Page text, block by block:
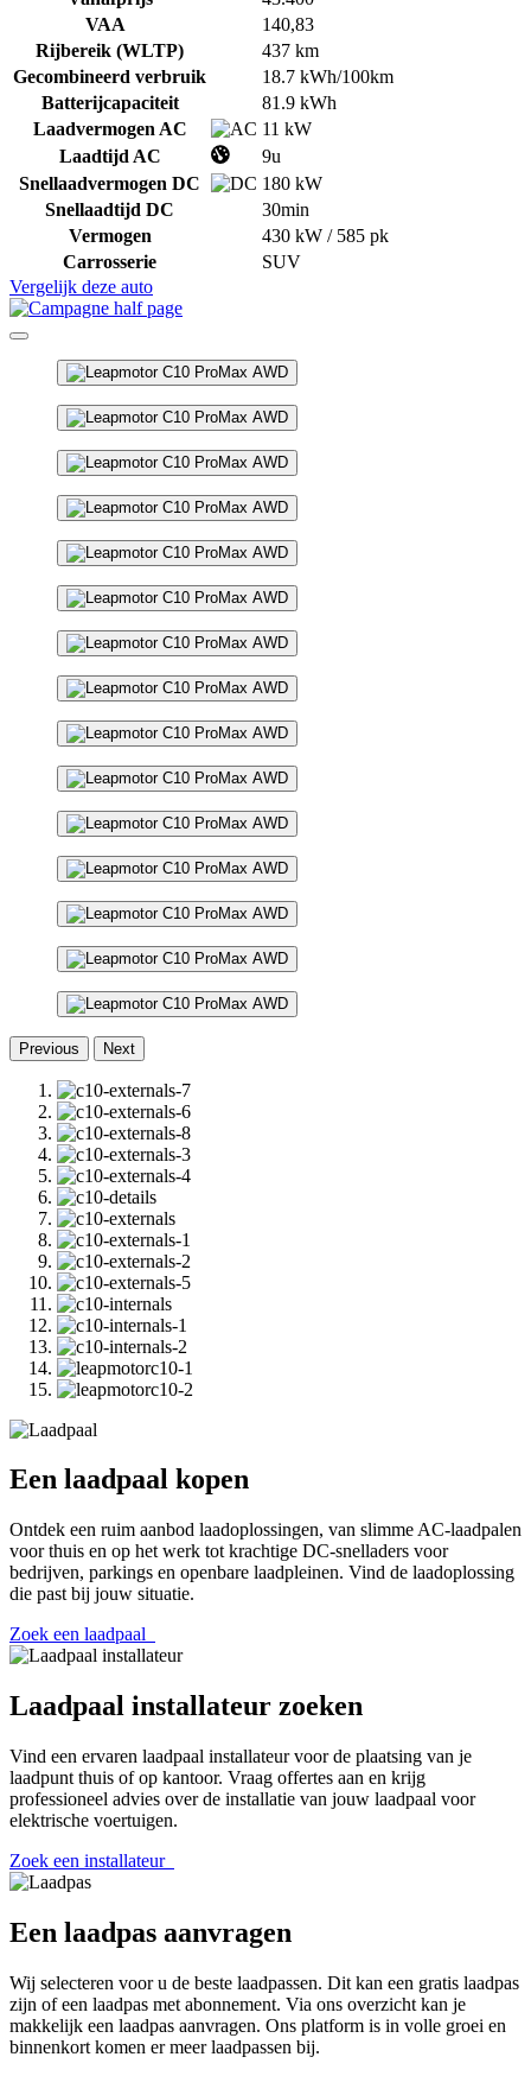
VAA
140,83
Rijbereik (WLTP)
437 km
Gecombineerd verbruik
18.7 kWh/100km
Batterijcapaciteit
81.9 kWh
Laadvermogen AC
11 kW
Laadtijd AC
9u
Snellaadvermogen DC
180 kW
Snellaadtijd DC
30min
Vermogen
430 kW / 585 pk
Carrosserie
SUV
Vergelijk deze auto
Previous Next
Een laadpaal kopen
Ontdek een ruim aanbod laadoplossingen, van slimme AC-laadpalen
voor thuis en op het werk tot krachtige DC-snelladers voor
bedrijven, parkings en openbare laadpleinen. Vind de laadoplossing
die past bij jouw situatie.
Zoek een laadpaal
Laadpaal installateur zoeken
Vind een ervaren laadpaal installateur voor de plaatsing van je
laadpunt thuis of op kantoor. Vraag offertes aan en krijg
professioneel advies over de installatie van jouw laadpaal voor
elektrische voertuigen.
Zoek een installateur
Een laadpas aanvragen
Wij selecteren voor u de beste laadpassen. Dit kan een gratis laadpas
zijn of een laadpas met abonnement. Via ons overzicht kan je
makkelijk een laadpas aanvragen. Ons platform is in volle groei en
binnenkort komen er meer laadpassen bij.